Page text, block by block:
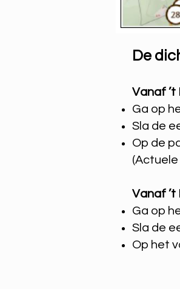
De
Vanaf
Ga op
Sla de
Op de
Vanaf
Ga op
Sla de
Op het